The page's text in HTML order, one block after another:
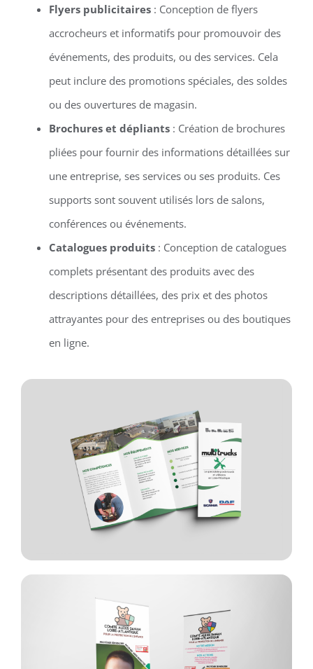
Flyers publicitaires: Conception de flyers
accrocheurs et informatifs pour promouvoir des
événements, des produits, ou des services. Cela
peut inclure des promotions spéciales, des soldes
ou des ouvertures de magasin.
Brochures et dépliants: Création de brochures
pliées pour fournir des informations détaillées sur
une entreprise, ses services ou ses produits. Ces
supports sont souvent utilisés lors de salons,
conférences ou événements.
Catalogues produits: Conception de catalogues
complets présentant des produits avec des
descriptions détaillées, des prix et des photos
attrayantes pour des entreprises ou des boutiques
en ligne.